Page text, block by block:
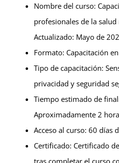
Nombre del curso:
profesionales de la
Actualizado: Mayo de
Formato: Capacitación
Tipo de capacitación:
privacidad y seguridad
Tiempo estimado de
Aproximadamente 2
Acceso al curso: 60 días
Certificado: Certificado
tras completar el curso